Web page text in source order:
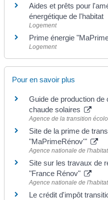
Aides et prêts pour
énergétique de l'habitat
Logement
Prime énergie
Logement
Pour en savoir plus
Guide de production de
chaude solaires
Agence de la transition
Site de la prime de
"MaPrimeRénov'"
Agence nationale de
Site sur les travaux de
"France Rénov"
Agence nationale de
Le crédit d'impôt